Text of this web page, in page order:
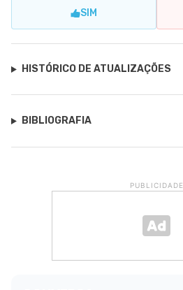
SIM
HISTÓRICO DE ATUALIZAÇÕES
BIBLIOGRAFIA
PUBLICIDADE